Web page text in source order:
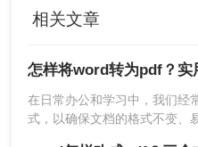
4、稍等片刻处理完毕。
方法三：使用在线转
除了本地软件，你还可
转换为PDF。这些工具
相关文章
怎样将word转为pdf？实
在日常办公和学习中，我们经
式，以确保文档的格式不变、